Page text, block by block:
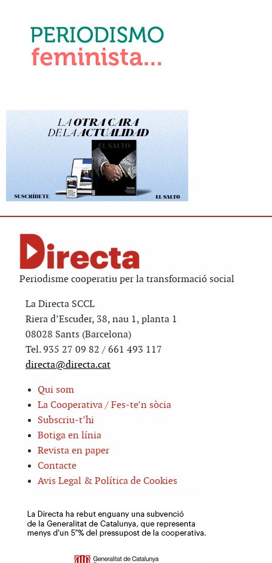
Periodisme cooperatiu per la transformació social
La Directa SCCL
Riera d’Escuder, 38, nau 1, planta 1
08028 Sants (Barcelona)
Tel. 935 27 09 82 / 661 493 117
directa@directa.cat
Qui som
La Cooperativa / Fes-te’n sòcia
Subscriu-t’hi
Botiga en línia
Revista en paper
Contacte
Avis Legal & Política de Cookies